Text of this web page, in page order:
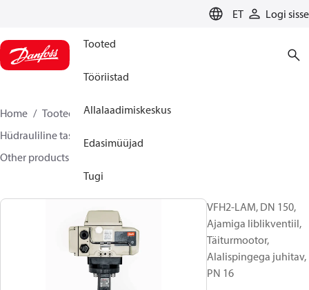
ET Logi sisse
Tooted
Tööriistad
Allalaadimiskeskus
Edasimüüjad
Tugi
Home Tooted
Climate Solutions for heating
Hüdrauliline tasakaalustamine ja reguleerimine
Other products
VFH2-LAM, DN 150,
Ajamiga liblikventiil,
Täiturmootor,
Alalispingega juhitav,
PN 16